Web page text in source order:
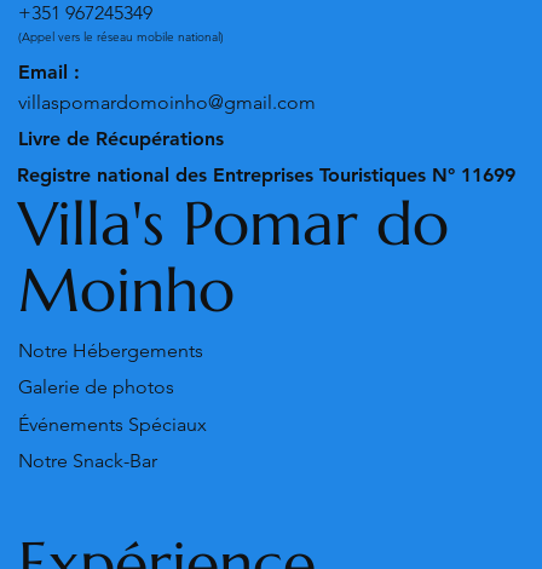
+351 967245349
(Appel vers le réseau mobile national)
Email :
villaspomardomoinho@gmail.com
Livre de Récupérations
Registre national des Entreprises Touristiques N° 11699
Villa's Pomar do
Moinho
Notre Hébergements
Galerie de photos
Notre Snack-Bar
Événements Spéciaux